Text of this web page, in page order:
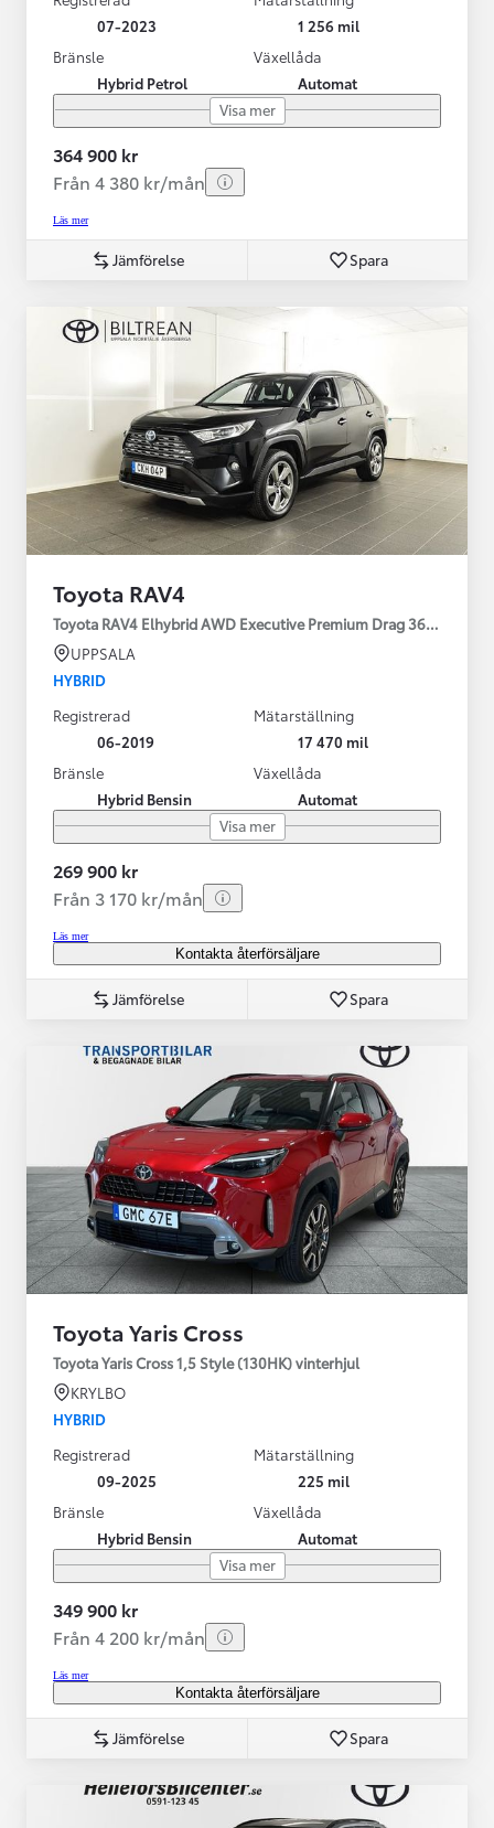
07-2023
1 256 mil
Bränsle
Hybrid Petrol
Växellåda
Automat
Visa mer
364 900 kr
Från 4 380 kr/mån
Läs mer
Jämförelse Spara
Toyota RAV4
Toyota RAV4 Elhybrid AWD Executive Premium Drag 360-kamera
UPPSALA
HYBRID
Registrerad
06-2019
Mätarställning
17 470 mil
Bränsle
Hybrid Bensin
Växellåda
Automat
Visa mer
269 900 kr
Från 3 170 kr/mån
Läs mer
Kontakta återförsäljare
Jämförelse Spara
Toyota Yaris Cross
Toyota Yaris Cross 1,5 Style (130HK) vinterhjul
KRYLBO
HYBRID
Registrerad
09-2025
Mätarställning
225 mil
Bränsle
Hybrid Bensin
Växellåda
Automat
Visa mer
349 900 kr
Från 4 200 kr/mån
Läs mer
Kontakta återförsäljare
Jämförelse Spara